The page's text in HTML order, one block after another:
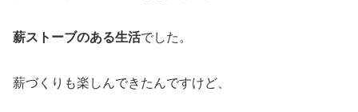
薪ストーブのある生活でした。
薪づくりも楽しんできたんですけど、